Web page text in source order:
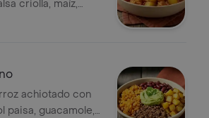
criolla, maíz,
toque de cilantro.
achiotado con
paisa, guacamole,